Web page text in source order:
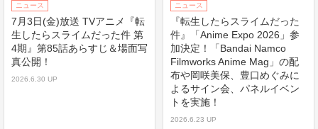
ニュース
7月3日(金)放送 TVアニメ『転
生したらスライムだった件 第
4期』第85話あらすじ＆場面写
真公開！
2026.6.30 UP
ニュース
『転生したらスライムだった
件』「Anime Expo 2026」参
加決定！「Bandai Namco
Filmworks Anime Mag」の配
布や岡咲美保、豊口めぐみに
よるサイン会、パネルイベン
トを実施！
2026.6.23 UP